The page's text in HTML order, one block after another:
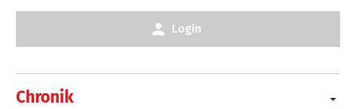
Chronik
Login